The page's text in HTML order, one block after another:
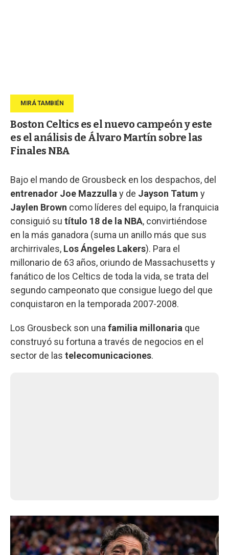
Boston Celtics es el nuevo campeón y este
es el análisis de Álvaro Martín sobre las
Finales NBA
Bajo el mando de Grousbeck en los despachos, del
entrenador Joe Mazzulla y de Jayson Tatum y
Jaylen Brown como líderes del equipo, la franquicia
consiguió su título 18 de la NBA, convirtiéndose
en la más ganadora (suma un anillo más que sus
archirrivales, Los Ángeles Lakers). Para el
millonario de 63 años, oriundo de Massachusetts y
fanático de los Celtics de toda la vida, se trata del
segundo campeonato que consigue luego del que
conquistaron en la temporada 2007-2008.
Los Grousbeck son una familia millonaria que
construyó su fortuna a través de negocios en el
sector de las telecomunicaciones.